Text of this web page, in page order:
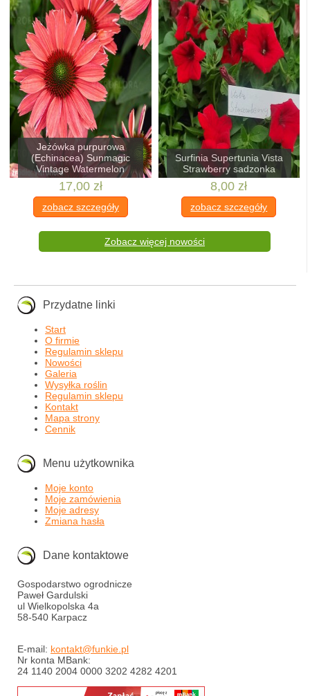
Jeżówka purpurowa
(Echinacea) Sunmagic
Vintage Watermelon
17,00 zł
zobacz szczegóły
Surfinia Supertunia Vista
Strawberry sadzonka
8,00 zł
zobacz szczegóły
Zobacz więcej nowości
Przydatne linki
Start
O firmie
Regulamin sklepu
Nowości
Galeria
Wysyłka roślin
Regulamin sklepu
Kontakt
Mapa strony
Cennik
Menu użytkownika
Moje konto
Moje zamówienia
Moje adresy
Zmiana hasła
Dane kontaktowe
Gospodarstwo ogrodnicze
Paweł Gardulski
ul Wielkopolska 4a
58-540 Karpacz
E-mail: kontakt@funkie.pl
Nr konta MBank:
24 1140 2004 0000 3202 4282 4201